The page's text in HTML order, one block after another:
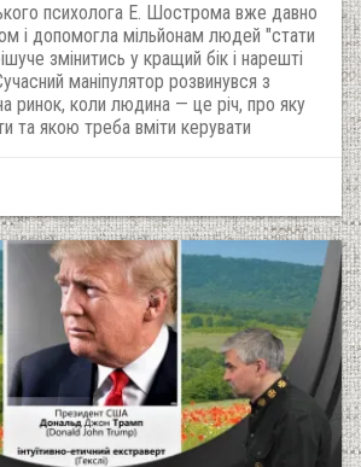
психолога Е. Шострома вже давно
і допомогла мільйонам людей "стати
змінитись у кращий бік і нарешті
маніпулятор розвинувся з
ринок, коли людина — це річ, про яку
та якою треба вміти керувати